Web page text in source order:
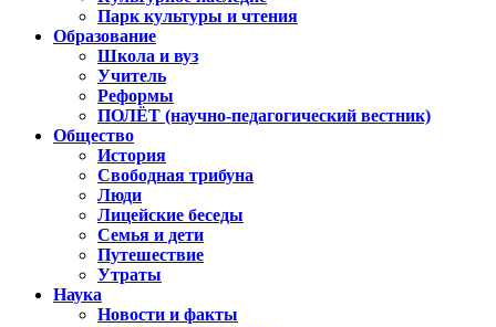
Парк культуры и чтения
Образование
Школа и вуз
Учитель
Реформы
ПОЛЁТ (научно-педагогический вестник)
Общество
История
Свободная трибуна
Люди
Лицейские беседы
Семья и дети
Путешествие
Утраты
Наука
Новости и факты